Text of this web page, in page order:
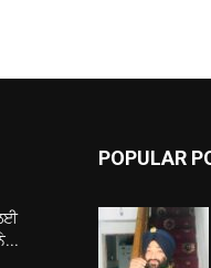
POPULAR